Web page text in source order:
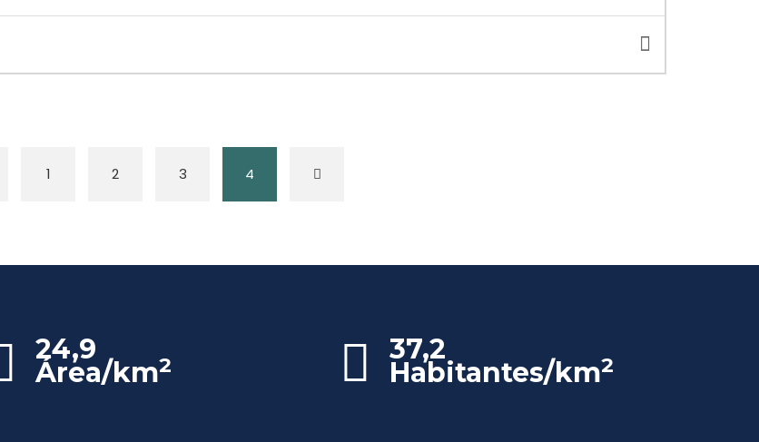
1 2 3 4
24,9
Área/km2 37,2
Habitantes/km2